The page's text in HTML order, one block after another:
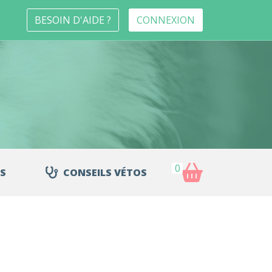
BESOIN D'AIDE ? CONNEXION
CONSEILS VÉTOS 0